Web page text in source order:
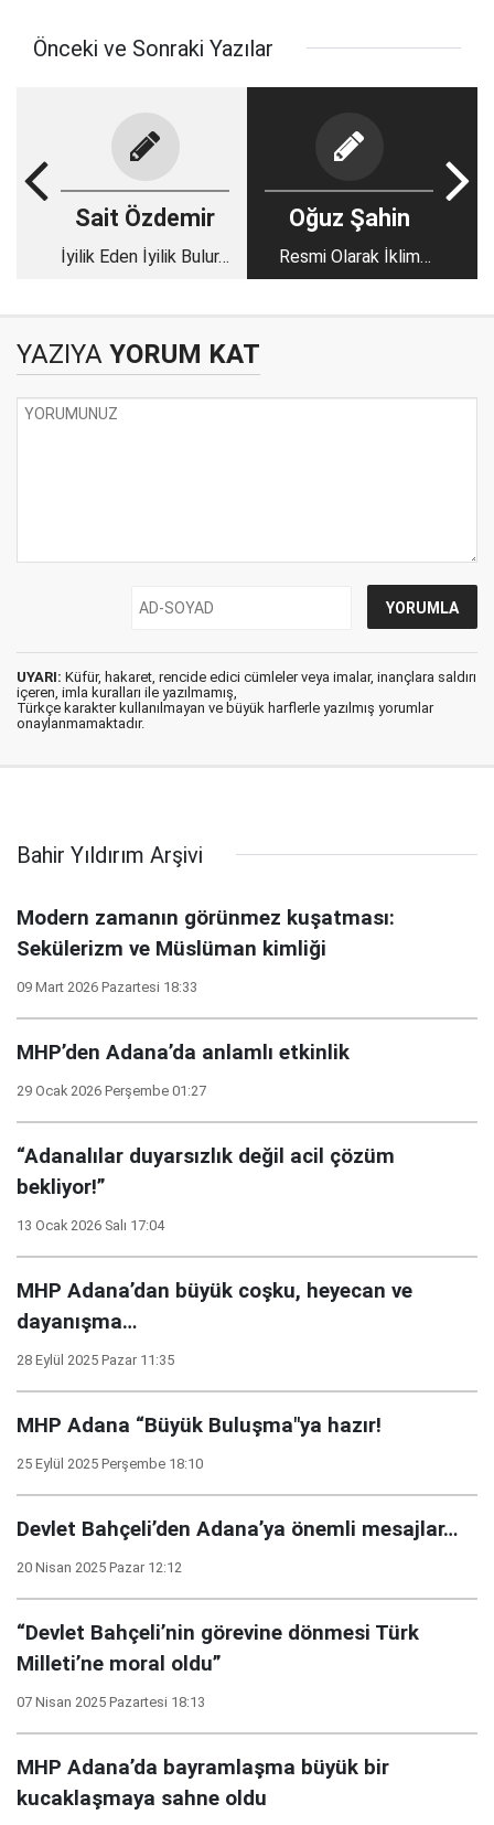
Önceki ve Sonraki Yazılar
Sait Özdemir
İyilik Eden İyilik Bulur…
Oğuz Şahin
Resmi Olarak İklim
Değişikliği Göçü
YAZIYA YORUM KAT
UYARI: Küfür, hakaret, rencide edici cümleler veya imalar, inançlara saldırı
içeren, imla kuralları ile yazılmamış,
Türkçe karakter kullanılmayan ve büyük harflerle yazılmış yorumlar
onaylanmamaktadır.
Bahir Yıldırım Arşivi
Modern zamanın görünmez kuşatması:
Sekülerizm ve Müslüman kimliği
09 Mart 2026 Pazartesi 18:33
MHP’den Adana’da anlamlı etkinlik
29 Ocak 2026 Perşembe 01:27
“Adanalılar duyarsızlık değil acil çözüm
bekliyor!”
13 Ocak 2026 Salı 17:04
MHP Adana’dan büyük coşku, heyecan ve
dayanışma…
28 Eylül 2025 Pazar 11:35
MHP Adana “Büyük Buluşma"ya hazır!
25 Eylül 2025 Perşembe 18:10
Devlet Bahçeli’den Adana’ya önemli mesajlar…
20 Nisan 2025 Pazar 12:12
“Devlet Bahçeli’nin görevine dönmesi Türk
Milleti’ne moral oldu”
07 Nisan 2025 Pazartesi 18:13
MHP Adana’da bayramlaşma büyük bir
kucaklaşmaya sahne oldu